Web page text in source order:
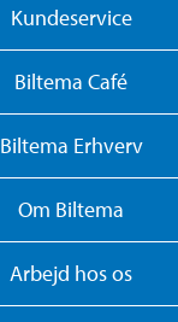
Kundeservice
Biltema Café
Biltema Erhverv
Om Biltema
Arbejd hos os